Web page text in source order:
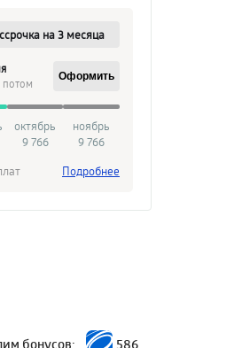
на 3 месяца
потом
Оформить
октябрь
9 766
ноябрь
9 766
Подробнее
бонусов: 586